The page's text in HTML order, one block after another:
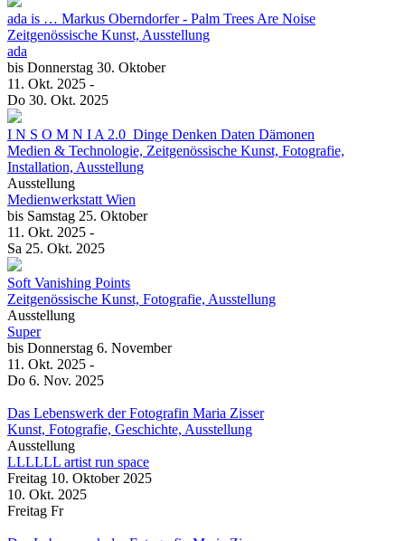
ada is … Markus Oberndorfer- Palm Trees Are Noise
Zeitgenössische Kunst, Ausstellung
ada
bis Donnerstag 30. Oktober
11. Okt. 2025 -
Do 30. Okt. 2025
I N S O M N I A 2.0_Dinge Denken Daten Dämonen
Medien & Technologie, Zeitgenössische Kunst, Fotografie,
Installation, Ausstellung
Ausstellung
Medienwerkstatt Wien
bis Samstag 25. Oktober
11. Okt. 2025 -
Sa 25. Okt. 2025
Soft Vanishing Points
Zeitgenössische Kunst, Fotografie, Ausstellung
Ausstellung
Super
bis Donnerstag 6. November
11. Okt. 2025 -
Do 6. Nov. 2025
Das Lebenswerk der Fotografin Maria Zisser
Kunst, Fotografie, Geschichte, Ausstellung
Ausstellung
LLLLLL artist run space
Freitag 10. Oktober 2025
10. Okt. 2025
Freitag Fr